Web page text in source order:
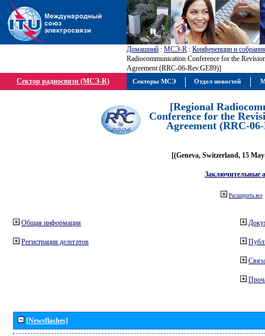
Домашний : МСЭ-R : Конференции и
Radiocommunication Conference for the
Agreement (RRC-06-Rev.GE89)]
Сектор радиосвязи (МСЭ-R)
[Regional
Conference for the
Agreement (RRC-
[(Geneva, Switzerland, 15
Заключительные
Расширить все
Общая информация
Регистрация делегатов
[Newsflashes]
Секторы МСЭ Отдел новостей